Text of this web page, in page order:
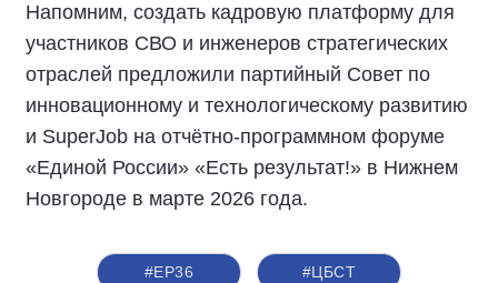
Напомним, создать кадровую платформу для
участников СВО и инженеров стратегических
отраслей предложили партийный Совет по
инновационному и технологическому развитию
и SuperJob на отчётно-программном форуме
«Единой России» «Есть результат!» в Нижнем
Новгороде в марте 2026 года.
#ЕР36 #ЦБСТ